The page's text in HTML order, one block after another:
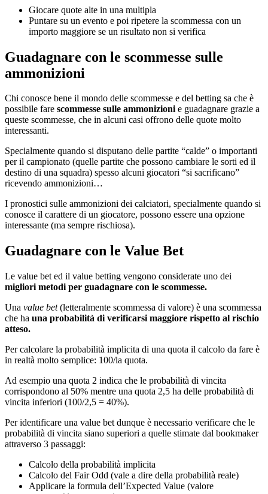
Giocare quote alte in una multipla
Puntare su un evento e poi ripetere la scommessa con un
importo maggiore se un risultato non si verifica
Guadagnare con le scommesse sulle
ammonizioni
Chi conosce bene il mondo delle scommesse e del betting sa che è
possibile fare scommesse sulle ammonizionie guadagnare grazie a
queste scommesse, che in alcuni casi offrono delle quote molto
interessanti.
Specialmente quando si disputano delle partite “calde” o importanti
per il campionato (quelle partite che possono cambiare le sorti ed il
destino di una squadra) spesso alcuni giocatori “si sacrificano”
ricevendo ammonizioni…
I pronostici sulle ammonizioni dei calciatori, specialmente quando si
conosce il carattere di un giocatore, possono essere una opzione
interessante (ma sempre rischiosa).
Guadagnare con le Value Bet
Le value bet ed il value betting vengono considerate uno dei
migliori metodi per guadagnare con le scommesse.
Una value bet(letteralmente scommessa di valore) è una scommessa
che ha una probabilità di verificarsi maggiore rispetto al rischio
atteso.
Per calcolare la probabilità implicita di una quota il calcolo da fare è
in realtà molto semplice: 100/la quota.
Ad esempio una quota 2 indica che le probabilità di vincita
corrispondono al 50% mentre una quota 2,5 ha delle probabilità di
vincita inferiori (100/2,5 = 40%).
Per identificare una value bet dunque è necessario verificare che le
probabilità di vincita siano superiori a quelle stimate dal bookmaker
attraverso 3 passaggi:
Calcolo della probabilità implicita
Calcolo del Fair Odd (vale a dire della probabilità reale)
Applicare la formula dell’Expected Value (valore